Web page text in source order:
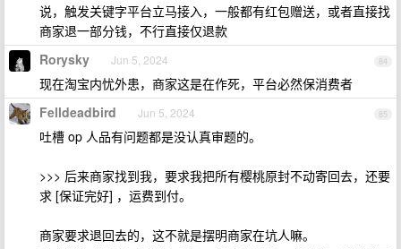
说，触发关键字平台立马接入，一般都有红包赠送，或者直接找
商家退一部分钱，不行直接仅退款
84
Rorysky Jun 5, 2024
现在淘宝内忧外患，商家这是在作死，平台必然保消费者
85
Felldeadbird Jun 5, 2024
吐槽 op 人品有问题都是没认真审题的。
>>> 后来商家找到我，要求我把所有樱桃原封不动寄回去，还要
求 [保证完好] ，运费到付。
商家要求退回去的，这不就是摆明商家在坑人嘛。